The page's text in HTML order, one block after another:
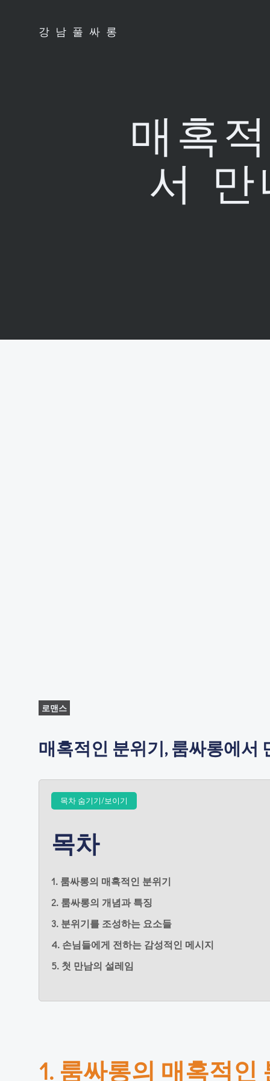
강남풀싸롱
매혹
서
로맨스
매혹적인 분위기, 룸싸롱에서
목차 숨기기/보이기
목차
1. 룸싸롱의 매혹적인 분위기
2. 룸싸롱의 개념과 특징
3. 분위기를 조성하는 요소들
4. 손님들에게 전하는 감성적인 메시지
5. 첫 만남의 설레임
1. 룸싸롱의 매혹적인